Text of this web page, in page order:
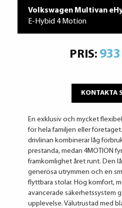
Volkswagen Multivan
E-Hybid 4 Motion
PRIS:
KONTAKTA
En exklusiv och mycket
för hela familjen eller
drivlinan kombinerar låg
prestanda, medan 4MOTION
framkomlighet året runt. Den
generösa utrymmen och en
flyttbara stolar. Hög komfort,
avancerade säkerhetssystem
upplevelse. Välutrustad med